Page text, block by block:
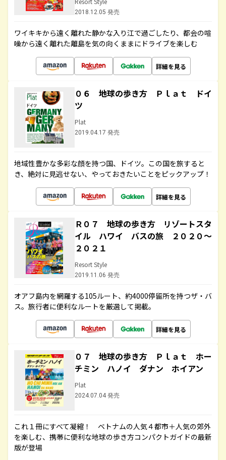
2018.12.05 発売
ワイキキから遠く離れた静かな入り江で過ごしたり、都会の喧
噪から遠く離れた離島を気の向くままにドライブを楽しむ
詳細を見る
０６ 地球の歩き方 Ｐｌａｔ ドイ
ツ
Plat
2019.04.17 発売
地域性豊かな多彩な顔を持つ国、ドイツ。この国を旅すると
き、絶対に見逃せない、やっておきたいことをピックアップ！
詳細を見る
Ｒ０７ 地球の歩き方 リゾートスタ
イル ハワイ バスの旅 ２０２０～
２０２１
Resort Style
2019.11.06 発売
オアフ島内を網羅する105ルート、約4000停留所を持つザ・バ
ス。旅行者に便利なルートを厳選して掲載。
詳細を見る
０７ 地球の歩き方 Ｐｌａｔ ホー
チミン ハノイ ダナン ホイアン
Plat
2024.07.04 発売
これ１冊にすべて凝縮！ ベトナムの人気４都市＋人気の郊外
を楽しむ、携帯に便利な地球の歩き方コンパクトガイドの最新
版が登場